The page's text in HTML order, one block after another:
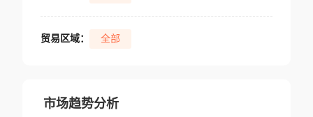
贸易区域： 全部
市场趋势分析